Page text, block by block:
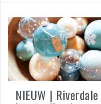
NIEUW | Riverdale